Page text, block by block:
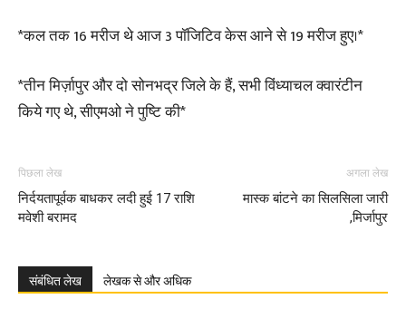
*कल तक 16 मरीज थे आज 3 पॉजिटिव केस आने से 19 मरीज हुए।*
*तीन मिर्ज़ापुर और दो सोनभद्र जिले के हैं, सभी विंध्याचल क्वारंटीन
किये गए थे, सीएमओ ने पुष्टि की*
पिछला लेख
निर्दयतापूर्वक बाधकर लदी हुई 17 राशि
मवेशी बरामद
अगला लेख
मास्क बांटने का सिलसिला जारी
,मिर्जापुर
संबंधित लेख लेखक से और अधिक